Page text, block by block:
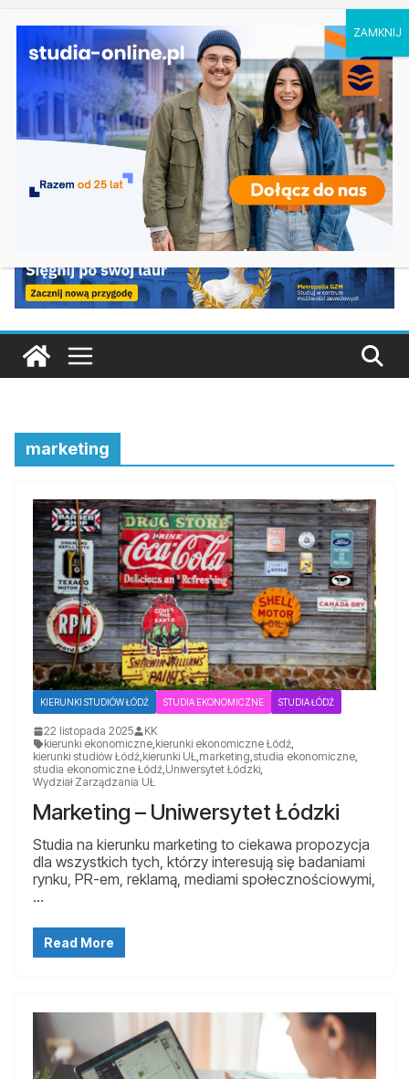
Ostatnie wpisy: Geografia w Gdańsku
Ratownictwo medyczne w Olsztynie
Logistyka w Koszalinie
Informatyka w Nysie
Filozofia w Szczecinie
marketing
KIERUNKI STUDIÓW ŁÓDŹ STUDIA EKONOMICZNE STUDIA ŁÓDŹ
22 listopada 2025
KK
kierunki ekonomiczne,kierunki ekonomiczne Łódź,
kierunki studiów Łódź,kierunki UŁ,marketing,studia ekonomiczne,
studia ekonomiczne Łódź,Uniwersytet Łódzki,
Wydział Zarządzania UŁ
Marketing – Uniwersytet Łódzki
Studia na kierunku marketing to ciekawa propozycja
dla wszystkich tych, którzy interesują się badaniami
rynku, PR-em, reklamą, mediami społecznościowymi,
…
Read More